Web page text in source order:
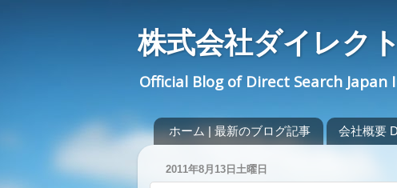
株式会社ダイレク
Official Blog of Direct Search Japan
ホーム | 最新のブログ記事 会社概要
2011年8月13日土曜日